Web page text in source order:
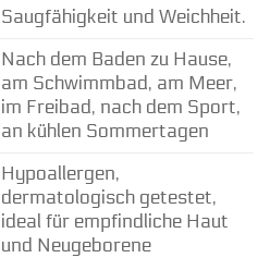
Saugfähigkeit und Weichheit.
Nach dem Baden zu Hause,
am Schwimmbad, am Meer,
im Freibad, nach dem Sport,
an kühlen Sommertagen
Hypoallergen,
dermatologisch getestet,
ideal für empfindliche Haut
und Neugeborene